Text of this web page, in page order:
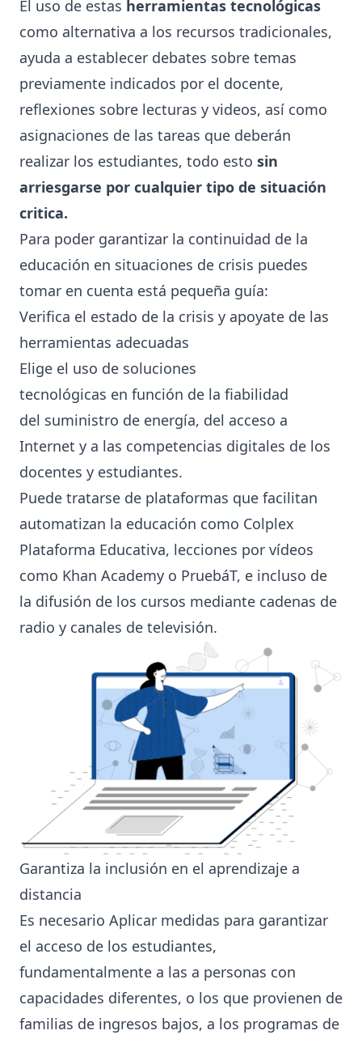
El uso de estas herramientas tecnológicas
como alternativa a los recursos tradicionales,
ayuda a establecer debates sobre temas
previamente indicados por el docente,
reflexiones sobre lecturas y videos, así como
asignaciones de las tareas que deberán
realizar los estudiantes, todo esto sin
arriesgarse por cualquier tipo de situación
critica.
Para poder garantizar la continuidad de la
educación en situaciones de crisis puedes
tomar en cuenta está pequeña guía:
Verifica el estado de la crisis y apoyate de las
herramientas adecuadas
Elige el uso de soluciones
tecnológicas en función de la fiabilidad
del suministro de energía, del acceso a
Internet y a las competencias digitales de los
docentes y estudiantes.
Puede tratarse de plataformas que facilitan
automatizan la educación como Colplex
Plataforma Educativa, lecciones por vídeos
como Khan Academy o PruebáT, e incluso de
la difusión de los cursos mediante cadenas de
radio y canales de televisión.
Garantiza la inclusión en el aprendizaje a
distancia
Es necesario Aplicar medidas para garantizar
el acceso de los estudiantes,
fundamentalmente a las a personas con
capacidades diferentes, o los que provienen de
familias de ingresos bajos, a los programas de